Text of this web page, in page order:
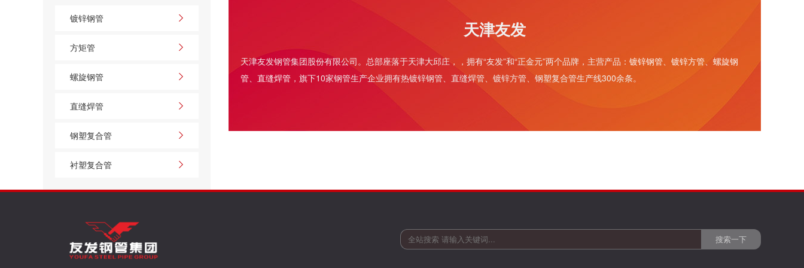
在建筑施工领域，脚手架是保障高空作业顺利
安全。友
天津友发
天津友发钢管集团股份有限公司。总部座落于天津大邱庄，，拥有“友发”和“正金元”两个品牌，主营产品： 镀锌钢管、 镀锌方管、 螺旋钢
管、 直缝焊管 ，旗下10家钢管生产企业拥有热镀锌钢管、直缝焊管、镀锌方管、钢塑复合管生产线300余条。
镀锌钢管
方矩管
螺旋钢管
直缝焊管
钢塑复合管
衬塑复合管